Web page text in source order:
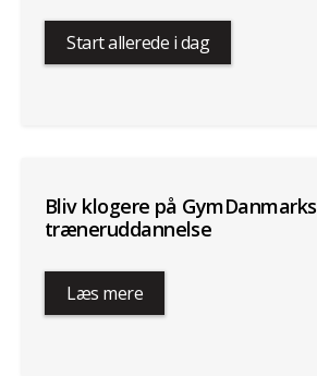
Start allerede i dag
Bliv klogere på GymDanmarks
træneruddannelse
Læs mere